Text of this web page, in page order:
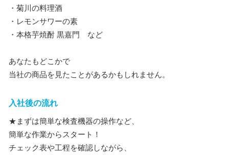
・菊川の料理酒
・レモンサワーの素
・本格芋焼酎 黒嘉門 など
あなたもどこかで
当社の商品を見たことがあるかもしれません。
入社後の流れ
★まずは簡単な検査機器の操作など、
簡単な作業からスタート！
チェック表や工程を確認しながら、